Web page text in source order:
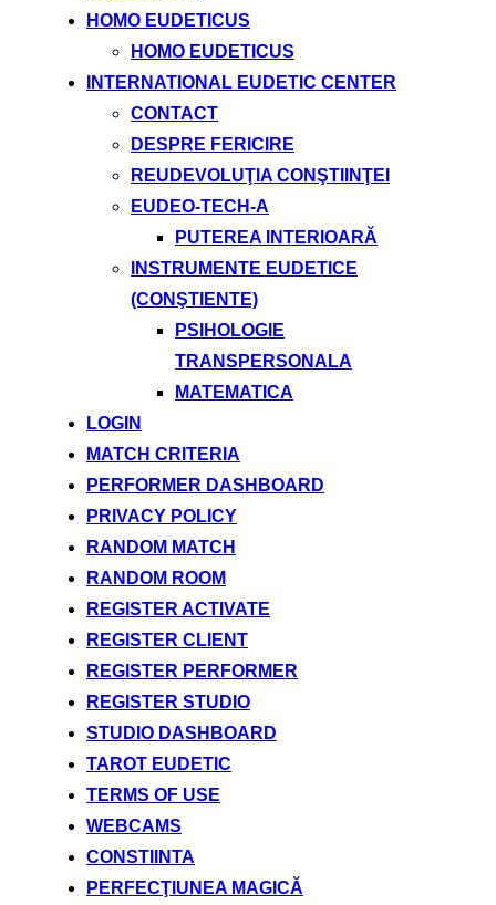
HOMO EUDETICUS
HOMO EUDETICUS
INTERNATIONAL EUDETIC CENTER
CONTACT
DESPRE FERICIRE
REUDEVOLUŢIA CONŞTIINŢEI
EUDEO-TECH-A
PUTEREA INTERIOARĂ
INSTRUMENTE EUDETICE
(CONŞTIENTE)
PSIHOLOGIE
TRANSPERSONALA
MATEMATICA
LOGIN
MATCH CRITERIA
PERFORMER DASHBOARD
PRIVACY POLICY
RANDOM MATCH
RANDOM ROOM
REGISTER ACTIVATE
REGISTER CLIENT
REGISTER PERFORMER
REGISTER STUDIO
STUDIO DASHBOARD
TAROT EUDETIC
TERMS OF USE
WEBCAMS
CONSTIINTA
PERFECŢIUNEA MAGICĂ